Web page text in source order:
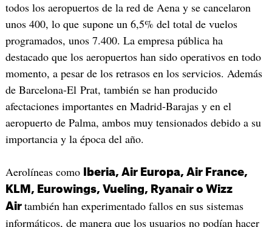
todos los aeropuertos de la red de Aena y se cancelaron
unos 400, lo que supone un 6,5% del total de vuelos
programados, unos 7.400. La empresa pública ha
destacado que los aeropuertos han sido operativos en todo
momento, a pesar de los retrasos en los servicios. Además
de Barcelona-El Prat, también se han producido
afectaciones importantes en Madrid-Barajas y en el
aeropuerto de Palma, ambos muy tensionados debido a su
importancia y la época del año.
Aerolíneas como
Iberia, Air Europa, Air France,
KLM, Eurowings, Vueling, Ryanair o Wizz
Air también han experimentado fallos en sus sistemas
informáticos, de manera que los usuarios no podían hacer